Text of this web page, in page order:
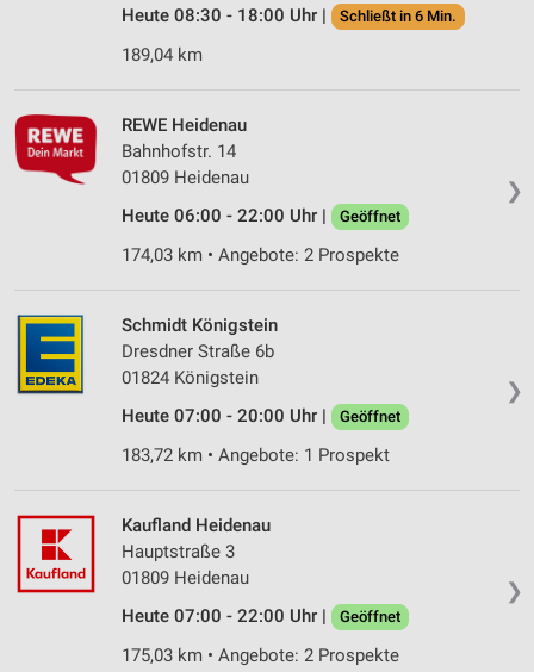
Heute 08:30 - 18:00 Uhr |
Schließt in 6 Min.
189,04 km
❯
REWE Heidenau
Bahnhofstr. 14
01809 Heidenau
Heute 06:00 - 22:00 Uhr |
Geöffnet
174,03 km • Angebote: 2 Prospekte
❯
Schmidt Königstein
Dresdner Straße 6b
01824 Königstein
Heute 07:00 - 20:00 Uhr |
Geöffnet
183,72 km • Angebote: 1 Prospekt
❯
Kaufland Heidenau
Hauptstraße 3
01809 Heidenau
Heute 07:00 - 22:00 Uhr |
Geöffnet
175,03 km • Angebote: 2 Prospekte